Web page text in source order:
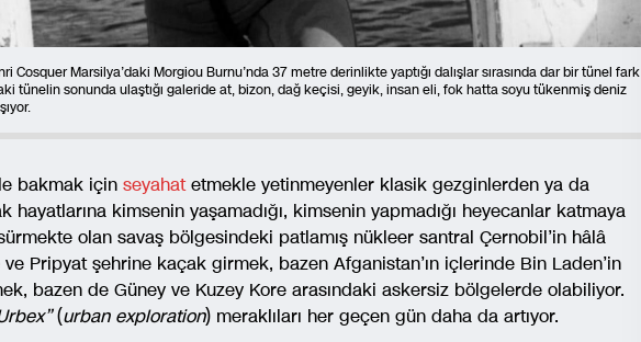
Cosquer Marsilya’daki Morgiou Burnu’nda 37 metre derinlikte yaptığı dalışlar sırasında dar bir tünel fark
tünelin sonunda ulaştığı galeride at, bizon, dağ keçisi, geyik, insan eli, fok hatta soyu tükenmiş deniz
bakmak için seyahatetmekle yetinmeyenler klasik gezginlerden ya da
hayatlarına kimsenin yaşamadığı, kimsenin yapmadığı heyecanlar katmaya
olan savaş bölgesindeki patlamış nükleer santral Çernobil’in hâlâ
Pripyat şehrine kaçak girmek, bazen Afganistan’ın içlerinde Bin Laden’in
bazen de Güney ve Kuzey Kore arasındaki askersiz bölgelerde olabiliyor.
(urban exploration) meraklıları her geçen gün daha da artıyor.